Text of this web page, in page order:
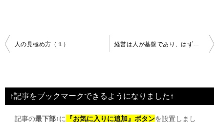
投
ビ
ゲ
人の見極め方（１）
↑記事をブックマークできるようになりました↑
記事の最下部↑に 『お気に入りに追加』ボタンを設置しまし